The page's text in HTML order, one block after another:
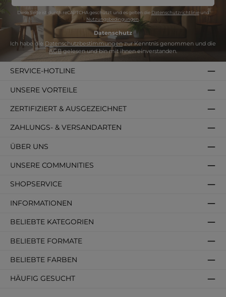
Adresse
Diese Seite ist durch reCAPTCHA geschützt und es gelten die Datenschutzrichtlinieund
Nutzungsbedingungen.
Datenschutz
Ich habe die Datenschutzbestimmungenzur Kenntnis genommen und die
AGBgelesen und bin mit ihnen einverstanden.
SERVICE-HOTLINE
SHOPSERVICE
INFORMATIONEN
BELIEBTE KATEGORIEN
BELIEBTE FORMATE
BELIEBTE FARBEN
HÄUFIG GESUCHT
ZAHLUNGS- & VERSANDARTEN
ÜBER UNS
ZERTIFIZIERT & AUSGEZEICHNET
UNSERE VORTEILE
UNSERE COMMUNITIES